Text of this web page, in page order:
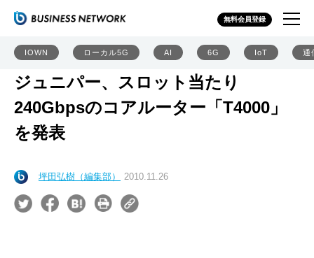
無料会員登録
IOWN ローカル5G AI 6G IoT 通
ジュニパー、スロット当たり
240Gbpsのコアルーター「T4000」
を発表
坪田弘樹（編集部） 2010.11.26